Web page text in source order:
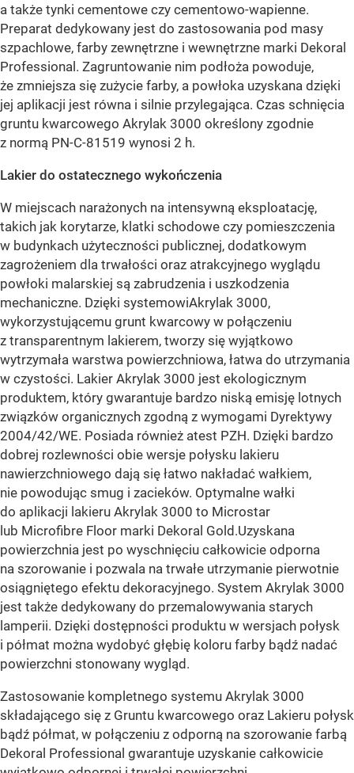
a także tynki cementowe czy cementowo-wapienne.
Preparat dedykowany jest do zastosowania pod masy
szpachlowe, farby zewnętrzne i wewnętrzne marki Dekoral
Professional. Zagruntowanie nim podłoża powoduje,
że zmniejsza się zużycie farby, a powłoka uzyskana dzięki
jej aplikacji jest równa i silnie przylegająca. Czas schnięcia
gruntu kwarcowego Akrylak 3000 określony zgodnie
z normą PN-C-81519 wynosi 2 h.
Lakier do ostatecznego wykończenia
W miejscach narażonych na intensywną eksploatację,
takich jak korytarze, klatki schodowe czy pomieszczenia
w budynkach użyteczności publicznej, dodatkowym
zagrożeniem dla trwałości oraz atrakcyjnego wyglądu
powłoki malarskiej są zabrudzenia i uszkodzenia
mechaniczne. Dzięki systemowiAkrylak 3000,
wykorzystującemu grunt kwarcowy w połączeniu
z transparentnym lakierem, tworzy się wyjątkowo
wytrzymała warstwa powierzchniowa, łatwa do utrzymania
w czystości. Lakier Akrylak 3000 jest ekologicznym
produktem, który gwarantuje bardzo niską emisję lotnych
związków organicznych zgodną z wymogami Dyrektywy
2004/42/WE. Posiada również atest PZH. Dzięki bardzo
dobrej rozlewności obie wersje połysku lakieru
nawierzchniowego dają się łatwo nakładać wałkiem,
nie powodując smug i zacieków. Optymalne wałki
do aplikacji lakieru Akrylak 3000 to Microstar
lub Microfibre Floor marki Dekoral Gold.Uzyskana
powierzchnia jest po wyschnięciu całkowicie odporna
na szorowanie i pozwala na trwałe utrzymanie pierwotnie
osiągniętego efektu dekoracyjnego. System Akrylak 3000
jest także dedykowany do przemalowywania starych
lamperii. Dzięki dostępności produktu w wersjach połysk
i półmat można wydobyć głębię koloru farby bądź nadać
powierzchni stonowany wygląd.
Zastosowanie kompletnego systemu Akrylak 3000
składającego się z Gruntu kwarcowego oraz Lakieru połysk
bądź półmat, w połączeniu z odporną na szorowanie farbą
Dekoral Professional gwarantuje uzyskanie całkowicie